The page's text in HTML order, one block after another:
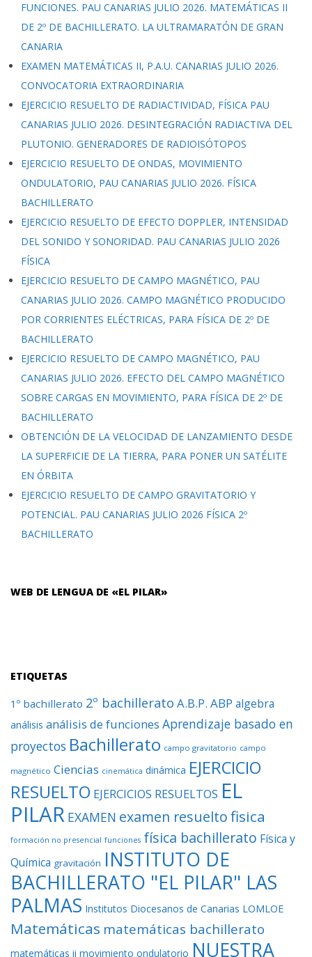
FUNCIONES. PAU CANARIAS JULIO 2026. MATEMÁTICAS II
DE 2º DE BACHILLERATO. LA ULTRAMARATÓN DE GRAN
CANARIA
EXAMEN MATEMÁTICAS II, P.A.U. CANARIAS JULIO 2026.
CONVOCATORIA EXTRAORDINARIA
EJERCICIO RESUELTO DE RADIACTIVIDAD, FÍSICA PAU
CANARIAS JULIO 2026. DESINTEGRACIÓN RADIACTIVA DEL
PLUTONIO. GENERADORES DE RADIOISÓTOPOS
EJERCICIO RESUELTO DE ONDAS, MOVIMIENTO
ONDULATORIO, PAU CANARIAS JULIO 2026. FÍSICA
BACHILLERATO
EJERCICIO RESUELTO DE EFECTO DOPPLER, INTENSIDAD
DEL SONIDO Y SONORIDAD. PAU CANARIAS JULIO 2026
FÍSICA
EJERCICIO RESUELTO DE CAMPO MAGNÉTICO, PAU
CANARIAS JULIO 2026. CAMPO MAGNÉTICO PRODUCIDO
POR CORRIENTES ELÉCTRICAS, PARA FÍSICA DE 2º DE
BACHILLERATO
EJERCICIO RESUELTO DE CAMPO MAGNÉTICO, PAU
CANARIAS JULIO 2026. EFECTO DEL CAMPO MAGNÉTICO
SOBRE CARGAS EN MOVIMIENTO, PARA FÍSICA DE 2º DE
BACHILLERATO
OBTENCIÓN DE LA VELOCIDAD DE LANZAMIENTO DESDE
LA SUPERFICIE DE LA TIERRA, PARA PONER UN SATÉLITE
EN ÓRBITA
EJERCICIO RESUELTO DE CAMPO GRAVITATORIO Y
POTENCIAL. PAU CANARIAS JULIO 2026 FÍSICA 2º
BACHILLERATO
WEB DE LENGUA DE «EL PILAR»
ETIQUETAS
1º bachillerato 2º bachillerato A.B.P. ABP algebra
análisis análisis de funciones Aprendizaje basado en
proyectos Bachillerato campo gravitatorio campo
magnético Ciencias cinemática dinámica EJERCICIO
RESUELTO EJERCICIOS RESUELTOS EL
PILAR EXAMEN examen resueltofisica
formación no presencial funciones física bachillerato Física y
Química gravitación INSTITUTO DE
BACHILLERATO "EL PILAR" LAS
PALMAS Institutos Diocesanos de Canarias LOMLOE
Matemáticas matemáticas bachillerato
matemáticas ii movimiento ondulatorio NUESTRA